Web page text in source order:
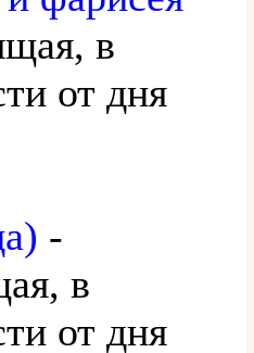
в
от дня
-
в
от дня